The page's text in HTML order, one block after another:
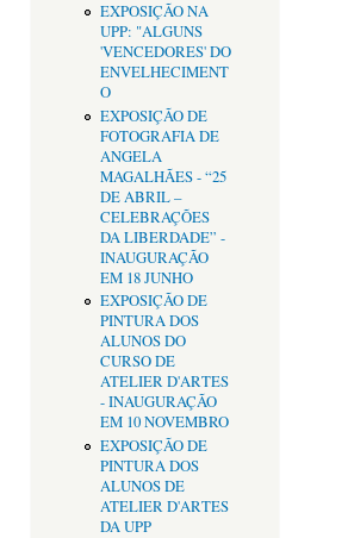
EXPOSIÇÃO NA
UPP: "ALGUNS
'VENCEDORES' DO
ENVELHECIMENT
O
EXPOSIÇÃO DE
FOTOGRAFIA DE
ANGELA
MAGALHÃES - “25
DE ABRIL –
CELEBRAÇÕES
DA LIBERDADE” -
INAUGURAÇÃO
EM 18 JUNHO
EXPOSIÇÃO DE
PINTURA DOS
ALUNOS DO
CURSO DE
ATELIER D'ARTES
- INAUGURAÇÃO
EM 10 NOVEMBRO
EXPOSIÇÃO DE
PINTURA DOS
ALUNOS DE
ATELIER D'ARTES
DA UPP